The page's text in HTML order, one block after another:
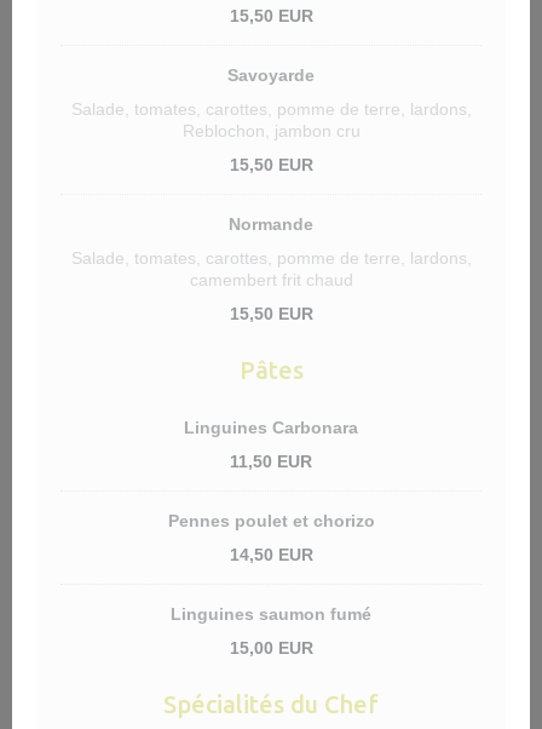
15,50 EUR
Savoyarde
Salade, tomates, carottes, pomme de terre, lardons,
Reblochon, jambon cru
15,50 EUR
Normande
Salade, tomates, carottes, pomme de terre, lardons,
camembert frit chaud
15,50 EUR
Pâtes
Linguines Carbonara
11,50 EUR
Pennes poulet et chorizo
14,50 EUR
Linguines saumon fumé
15,00 EUR
Spécialités du Chef